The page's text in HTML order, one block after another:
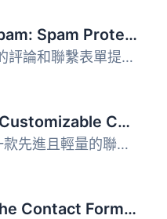
Akismet Anti-spam: Spam Protection
Akismet會檢查您的評論和聯繫表單提交，將它們與全球垃圾郵件...
Fluent Forms – Customizable Contact Forms, Survey, Quiz, & Conversational Form Builder
Fluent Forms 是一款先進且輕量的聯絡表單建構器，提供使用者...
Ninja Forms – The Contact Form Builder That Grows With You